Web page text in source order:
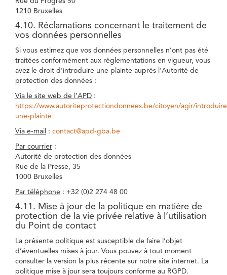
1210 Bruxelles
4.10. Réclamations concernant le traitement de
vos données personnelles
Si vous estimez que vos données personnelles n’ont pas été
traitées conformément aux règlementations en vigueur, vous
avez le droit d’introduire une plainte auprès l’Autorité de
protection des données :
Via le site web de l’APD :
https://www.autoriteprotectiondonnees.be/citoyen/agir/
une-plainte
Via e-mail : contact@apd-gba.be
Par courrier :
Autorité de protection des données
Rue de la Presse, 35
1000 Bruxelles
Par téléphone : +32 (0)2 274 48 00
4.11. Mise à jour de la politique en matière de
protection de la vie privée relative à l’utilisation
du Point de contact
La présente politique est susceptible de faire l’objet
d’éventuelles mises à jour. Vous pouvez à tout moment
consulter la version la plus récente sur notre site internet. La
politique mise à jour sera toujours conforme au RGPD.